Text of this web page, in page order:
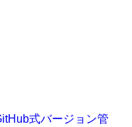
式バージョン管